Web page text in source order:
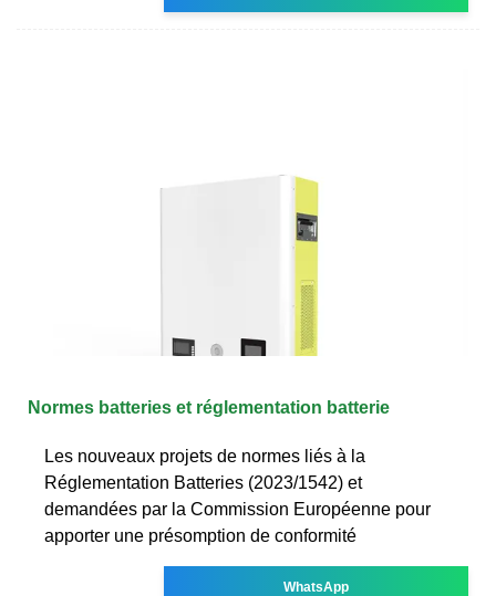
Normes batteries et réglementation batterie
Les nouveaux projets de normes liés à la
Réglementation Batteries (2023/1542) et
demandées par la Commission Européenne pour
apporter une présomption de conformité
WhatsApp